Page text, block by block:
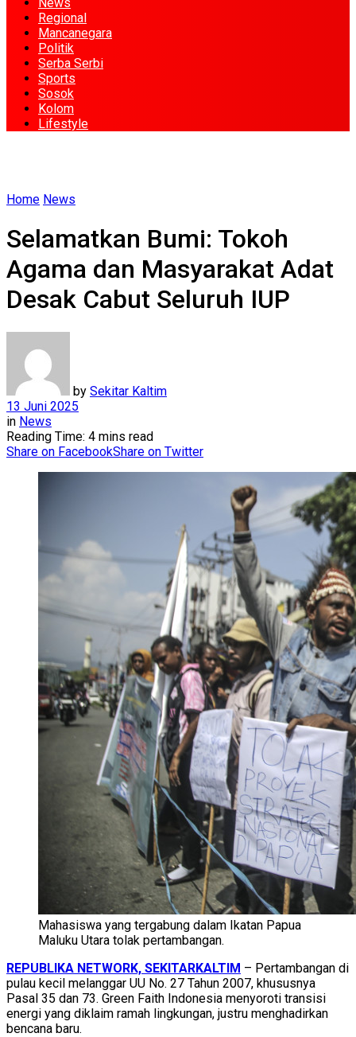
Regional
Mancanegara
Politik
Serba Serbi
Sports
Sosok
Kolom
Lifestyle
Home News
Selamatkan Bumi: Tokoh
Agama dan Masyarakat Adat
Desak Cabut Seluruh IUP
by Sekitar Kaltim
13 Juni 2025
in News
Reading Time: 4 mins read
Share on FacebookShare on Twitter
Mahasiswa yang tergabung dalam Ikatan Papua
Maluku Utara tolak pertambangan.
REPUBLIKA NETWORK, SEKITARKALTIM – Pertambangan di
pulau kecil melanggar UU No. 27 Tahun 2007, khususnya
Pasal 35 dan 73. Green Faith Indonesia menyoroti transisi
energi yang diklaim ramah lingkungan, justru menghadirkan
bencana baru.